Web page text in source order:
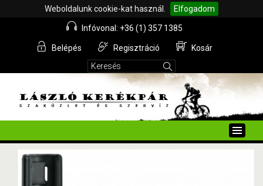
Weboldalunk cookie-kat használ. Elfogadom
Infóvonal: +36 (1) 357 1385
Belépés Regisztráció Kosár
Toggle